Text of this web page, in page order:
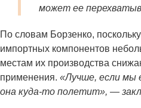
может ее
По словам Борзенко,
импортных компонентов
местам их производства
применения. «Лучше, если мы
она куда-то полетит», —